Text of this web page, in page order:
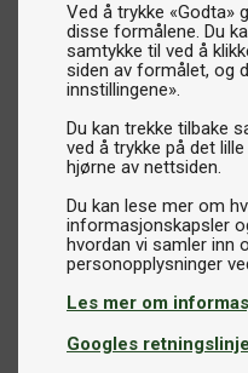
Ved å trykke «Godta»
disse formålene. Du
samtykke til ved å
siden av formålet, og
innstillingene».
Du kan trekke tilbake
ved å trykke på det
hjørne av nettsiden.
Du kan lese mer om
informasjonskapsler
hvordan vi samler inn
Les mer om
Googles